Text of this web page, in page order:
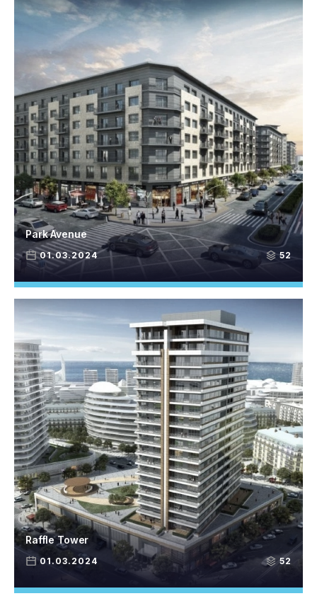
01.03.2024 52
Park Avenue
01.03.2024 52
Raffle Tower